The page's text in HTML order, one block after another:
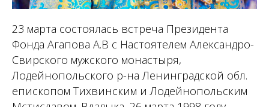
23 марта состоялась встреча Президента
Фонда Агапова А.В с Настоятелем Александро-
Свирского мужского монастыря,
Лодейнопольского р-на Ленинградской обл.
епископом Тихвинским и Лодейнопольским